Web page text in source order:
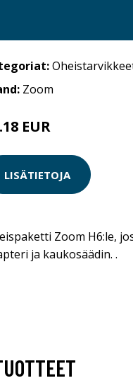
Zoom
EUR
LISÄTIETOJA
Zoom H6:le,
ja kaukosäädin. .